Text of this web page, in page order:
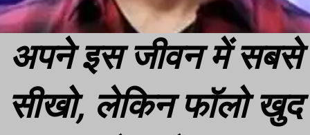
अपने इस जीवन में सबसे
सीखो, लेकिन फॉलो खुद